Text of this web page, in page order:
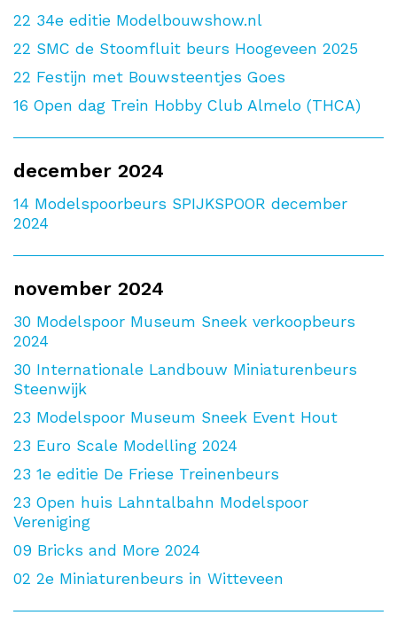
22 34e editie Modelbouwshow.nl
22 SMC de Stoomfluit beurs Hoogeveen 2025
22 Festijn met Bouwsteentjes Goes
16 Open dag Trein Hobby Club Almelo (THCA)
december 2024
14 Modelspoorbeurs SPIJKSPOOR december
2024
november 2024
30 Modelspoor Museum Sneek verkoopbeurs
2024
30 Internationale Landbouw Miniaturenbeurs
Steenwijk
23 Modelspoor Museum Sneek Event Hout
23 Euro Scale Modelling 2024
23 1e editie De Friese Treinenbeurs
23 Open huis Lahntalbahn Modelspoor
Vereniging
09 Bricks and More 2024
02 2e Miniaturenbeurs in Witteveen